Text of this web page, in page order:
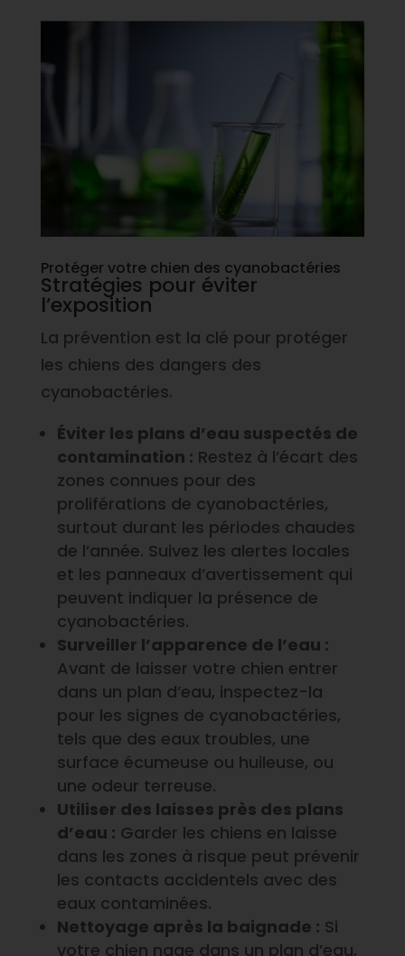
Protéger votre chien des cyanobactéries
Stratégies pour éviter
l’exposition
La prévention est la clé pour protéger
les chiens des dangers des
cyanobactéries.
Éviter les plans d’eau suspectés de
contamination : Restez à l’écart des
zones connues pour des
proliférations de cyanobactéries,
surtout durant les périodes chaudes
de l’année. Suivez les alertes locales
et les panneaux d’avertissement qui
peuvent indiquer la présence de
cyanobactéries.
Surveiller l’apparence de l’eau :
Avant de laisser votre chien entrer
dans un plan d’eau, inspectez-la
pour les signes de cyanobactéries,
tels que des eaux troubles, une
surface écumeuse ou huileuse, ou
une odeur terreuse.
Utiliser des laisses près des plans
d’eau : Garder les chiens en laisse
dans les zones à risque peut prévenir
les contacts accidentels avec des
eaux contaminées.
Nettoyage après la baignade : Si
votre chien nage dans un plan d’eau,